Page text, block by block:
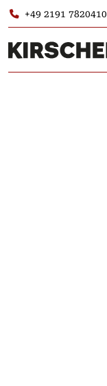
+49 2191 7820410